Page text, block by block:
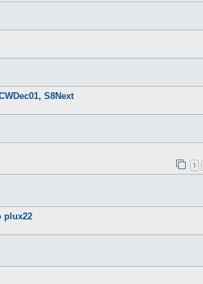
S8Next
1
plux22